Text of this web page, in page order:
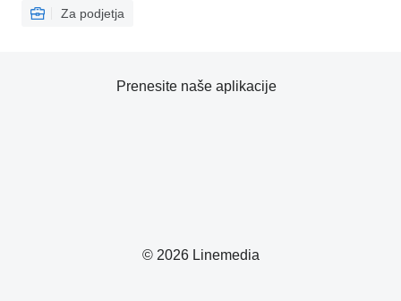
Za podjetja
© 2026 Linemedia
Prenesite naše aplikacije